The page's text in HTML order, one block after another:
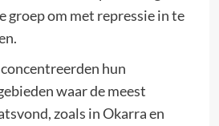
groep om met repressie in te
hun
waar de meest
zoals in Okarra en